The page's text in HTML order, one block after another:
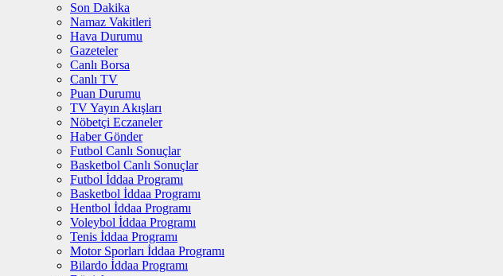
Son Dakika
Namaz Vakitleri
Hava Durumu
Gazeteler
Canlı Borsa
Canlı TV
Puan Durumu
TV Yayın Akışları
Nöbetçi Eczaneler
Haber Gönder
Futbol Canlı Sonuçlar
Basketbol Canlı Sonuçlar
Futbol İddaa Programı
Basketbol İddaa Programı
Hentbol İddaa Programı
Voleybol İddaa Programı
Tenis İddaa Programı
Motor Sporları İddaa Programı
Bilardo İddaa Programı